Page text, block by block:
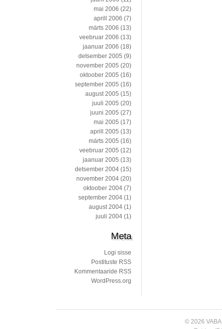
mai 2006 (22)
aprill 2006 (7)
märts 2006 (13)
veebruar 2006 (13)
jaanuar 2006 (18)
detsember 2005 (9)
november 2005 (20)
oktoober 2005 (16)
september 2005 (16)
august 2005 (15)
juuli 2005 (20)
juuni 2005 (27)
mai 2005 (17)
aprill 2005 (13)
märts 2005 (16)
veebruar 2005 (12)
jaanuar 2005 (13)
detsember 2004 (15)
november 2004 (20)
oktoober 2004 (7)
september 2004 (1)
august 2004 (1)
juuli 2004 (1)
Meta
Logi sisse
Postituste RSS
Kommentaaride RSS
WordPress.org
© 2026